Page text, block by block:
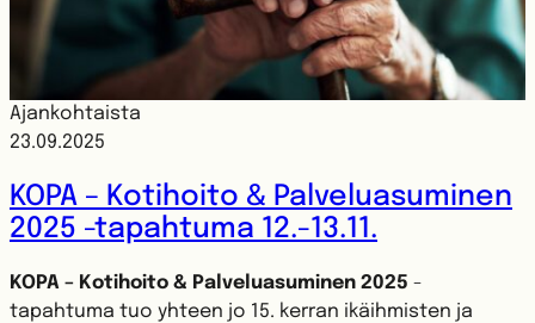
Ajankohtaista
23.09.2025
KOPA – Kotihoito & Palveluasuminen
2025 -tapahtuma 12.-13.11.
KOPA – Kotihoito & Palveluasuminen 2025 -
tapahtuma tuo yhteen jo 15. kerran ikäihmisten ja